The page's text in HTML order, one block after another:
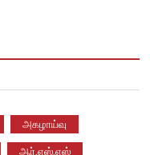
அகழாய்வு
ஆர்.எஸ்.எஸ்